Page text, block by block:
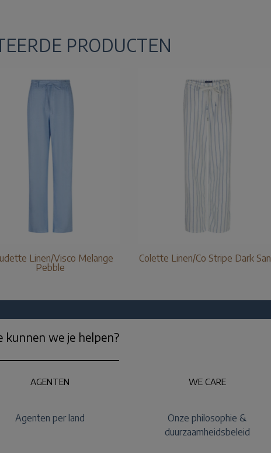
PRODUCTEN
Linen/Visco Melange
Pebble
Colette Linen/Co Stripe Dark
kunnen we je helpen?
AGENTEN
Agenten per land
WE CARE
Onze philosophie &
duurzaamheidsbeleid